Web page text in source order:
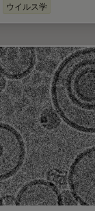
ウイルス学